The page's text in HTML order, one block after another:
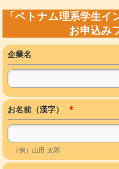
「ベトナム理系学生イ
お申込み
企業名
お名前（漢字） *
（例）山田 太郎